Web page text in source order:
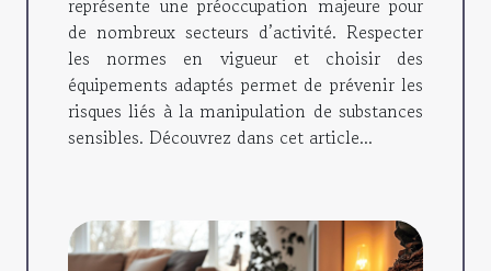
représente une préoccupation majeure pour
de nombreux secteurs d’activité. Respecter
les normes en vigueur et choisir des
équipements adaptés permet de prévenir les
risques liés à la manipulation de substances
sensibles. Découvrez dans cet article...